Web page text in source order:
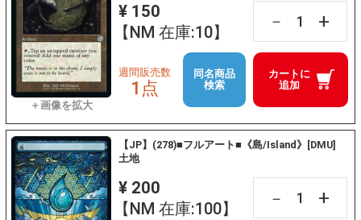
¥ 150
【NM 在庫:10】
－ +
カートに
追加
週間販売数
1点
同名商品
検索
【JP】(278)■フルアート■《島/Island》[DMU]
土地
¥ 200
【NM 在庫:100】
－ +